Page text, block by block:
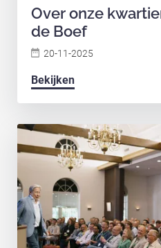
Over onze
de Boef
20-11-2025
Bekijken